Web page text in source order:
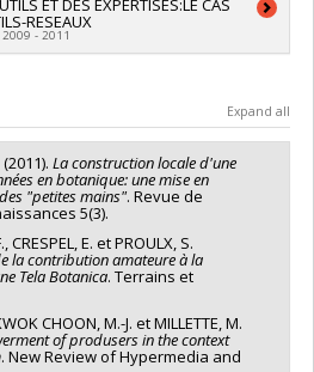
Millerand,Serge Proulx
ET DES EXPERTISES:LE CAS
RESEAUX
- 2011
Expand all
La construction locale d'une
en botanique: une mise en
"petites mains". Revue de
5(3).
CRESPEL, E. et PROULX, S.
la contribution amateure à la
Tela Botanica. Terrains et
CHOON, M.-J. et MILLETTE, M.
of produsers in the context
. New Review of Hypermedia and